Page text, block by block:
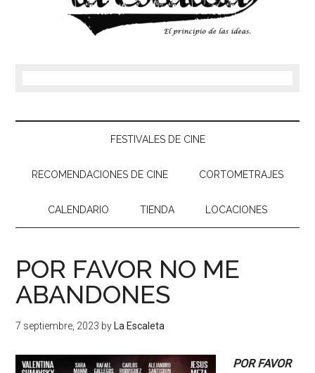
FESTIVALES DE CINE
RECOMENDACIONES DE CINE CORTOMETRAJES
CALENDARIO TIENDA LOCACIONES
POR FAVOR NO ME
ABANDONES
7 septiembre, 2023 by La Escaleta
POR FAVOR